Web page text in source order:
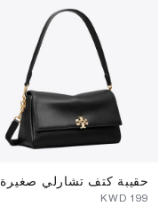
حقيبة كتف تشارلي صغيرة